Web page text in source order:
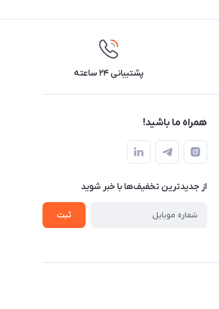
پشتیبانی ۲۴ ساعته
همراه ما باشید!
از جدید‌ترین تخفیف‌ها با‌ خبر شوید
ثبت